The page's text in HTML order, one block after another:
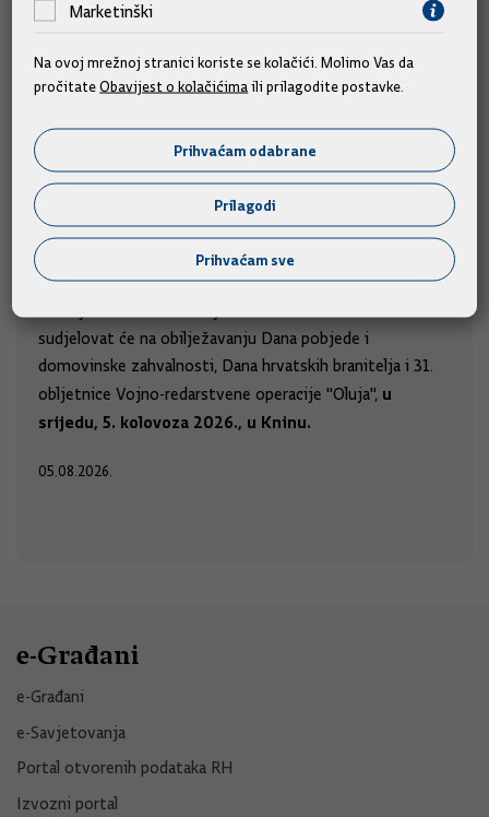
Predsjednik i članovi Vlade na obilježavanju
obljetnice "Oluje"
sudjelovat će na obilježavanju Dana pobjede i
domovinske zahvalnosti, Dana hrvatskih branitelja i 31.
obljetnice Vojno-redarstvene operacije "Oluja", u
srijedu, 5. kolovoza 2026., u Kninu.
05.08.2026.
e-Građani
e-Građani
e-Savjetovanja
Portal otvorenih podataka RH
Izvozni portal
Marketinški
Na ovoj mrežnoj stranici koriste se kolačići. Molimo Vas da
pročitateObavijest o kolačićimaili prilagodite postavke.
Prihvaćam odabrane
Prilagodi
Prihvaćam sve